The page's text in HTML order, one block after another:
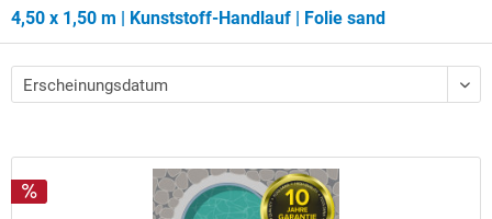
4,50 x 1,50 m | Kunststoff-Handlauf | Folie sand